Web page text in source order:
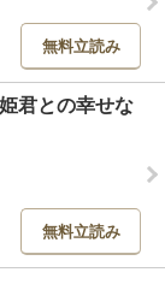
無料立読み
君との幸せな
無料立読み